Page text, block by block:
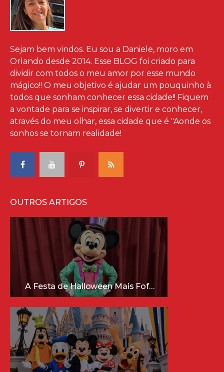
Sejam bem vindos. Eu sou a Daniele, moro em
Orlando desde 2014. Esse BLOG foi criado para
dividir com todos o meu amor por esse mundo
mágico!! O meu objetivo é ajudar um pouquinho à
todos que sonham conhecer essa cidade!! Fiquem
a vontade para se inspirar, se divertir e conhecer,
através do meu olhar, essa cidade que é "Aonde os
sonhos se tornam realidade!
OUTROS ARTIGOS
A Festa de Halloween Mais Fofa da Disney Está Chegando!